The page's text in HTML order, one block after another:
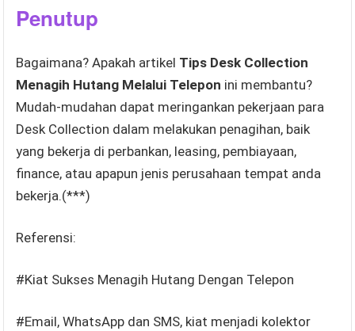
Penutup
Bagaimana? Apakah artikel Tips Desk Collection
Menagih Hutang Melalui Telepon ini membantu?
Mudah-mudahan dapat meringankan pekerjaan para
Desk Collection dalam melakukan penagihan, baik
yang bekerja di perbankan, leasing, pembiayaan,
finance, atau apapun jenis perusahaan tempat anda
bekerja.(***)
Referensi:
#Kiat Sukses Menagih Hutang Dengan Telepon
#Email, WhatsApp dan SMS, kiat menjadi kolektor